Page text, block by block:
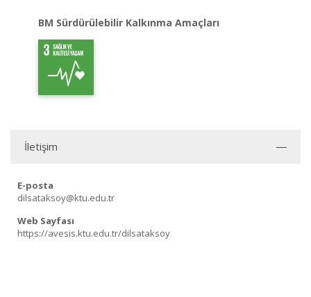
BM Sürdürülebilir Kalkınma Amaçları
İletişim
E-posta
dilsataksoy@ktu.edu.tr
Web Sayfası
https://avesis.ktu.edu.tr/dilsataksoy